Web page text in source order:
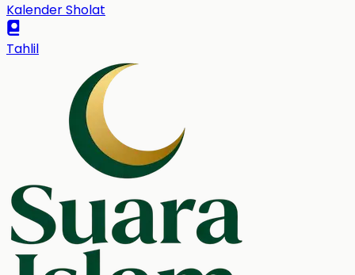
Kalender Sholat
Tahlil